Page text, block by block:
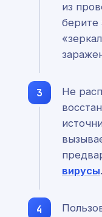
из
берите
Не
вирусы.